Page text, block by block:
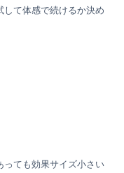
て体感で続けるか決め
ても効果サイズ小さい